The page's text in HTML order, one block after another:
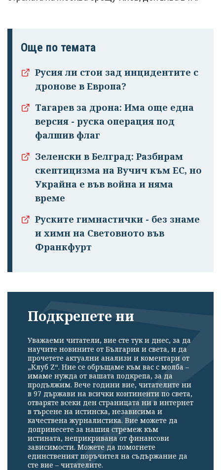
излязохте от
профила си!
Още по темата
Русия ли стои зад инцидентите с
дронове в Европа?
Тагарев за дрона: Има още една
версия - руска операция под
фалшив флаг
Зеленски в Белград: Разбирам
скептицизма на Вучич към ЕС, но
Украйна е във война и няма
време
Руските гимнастички - без знаме
и химн на Световното във
Франкфурт
Подкрепете ни
Уважаеми читатели, вие сте тук и днес, за да
научите новините от България и света, и да
прочетете актуални анализи и коментари от
„Клуб Z“. Ние се обръщаме към вас с молба –
имаме нужда от вашата подкрепа, за да
продължим. Вече години вие, читателите ни
в 97 държави на всички континенти по света,
отваряте всеки ден страницата ни в интернет
в търсене на истинска, независима и
качествена журналистика. Вие можете да
допринесете за нашия стремеж към
истината, неприкривана от финансови
зависимости. Можете да помогнете
единственият поръчител на съдържание да
сте вие – читателите.